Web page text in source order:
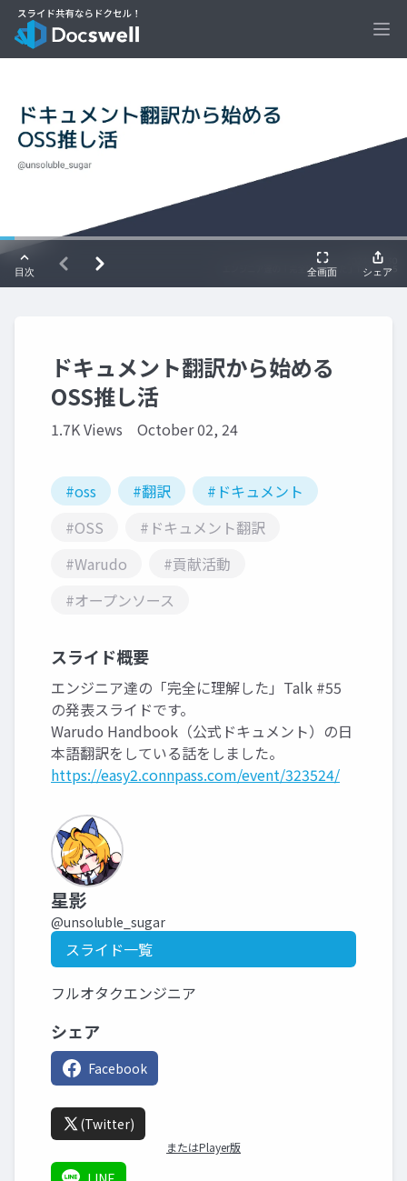
ドキュメント翻訳から始める
OSS推し活
1.7K Views October 02, 24
#oss #翻訳
#ドキュメント
#OSS
#ドキュメント翻訳
#Warudo
#貢献活動
#オープンソース
スライド概要
エンジニア達の「完全に理解した」Talk #55
の発表スライドです。
Warudo Handbook（公式ドキュメント）の日
本語翻訳をしている話をしました。
https://easy2.connpass.com/event/323524/
星影
@unsoluble_sugar
スライド一覧
フルオタクエンジニア
シェア
Facebook
(Twitter)
またはPlayer版